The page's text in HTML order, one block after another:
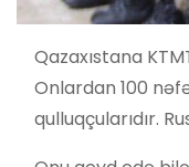
Qazaxıstana
Onlardan 100
qulluqçularıdır.